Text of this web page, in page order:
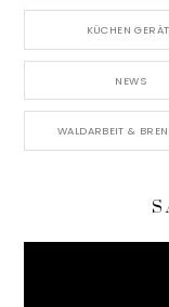
KÜCHEN
NEWS
WALDARBEIT &